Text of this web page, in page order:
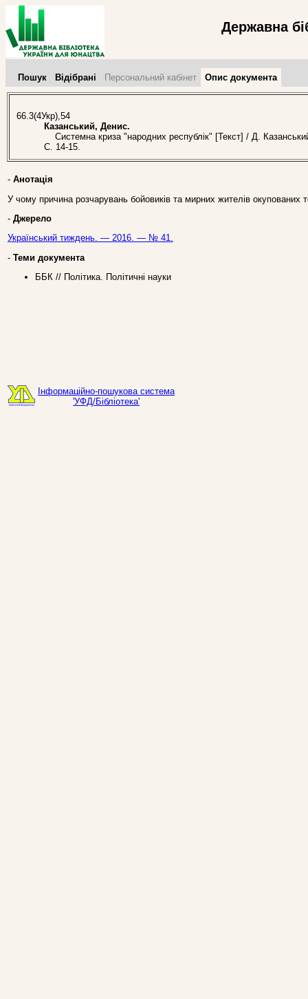
Державна
Пошук Відібрані Персональний кабінет Опис документа
66.3(4Укр),54
Казанський, Денис.
Системна криза "народних республік" [Текст] / Д.
С. 14-15.
- Анотація
У чому причина розчарувань бойовиків та мирних жителів окупованих
- Джерело
Український тиждень. — 2016. — № 41.
- Теми документа
ББК // Політика. Політичні науки
Інформаційно-пошукова система
'УФД/Бібліотека'